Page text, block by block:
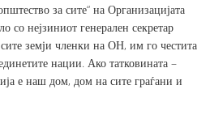
за сите“ на Организацијата
со нејзиниот генерален секретар
земји членки на ОН, им го честита
нации. Ако татковината –
е наш дом, дом на сите граѓани и